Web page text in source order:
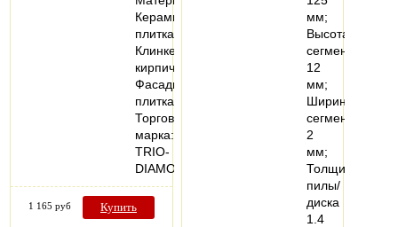
Керамическая
плитка;
Клинкерный
кирпич;
Фасадная
плитка
Торговая
марка:
TRIO-
DIAMOND…
1 165 руб Купить
мм;
Высота
сегмента
12
мм;
Ширина
сегмента
2
мм;
Толщина
пилы/
диска
1.4